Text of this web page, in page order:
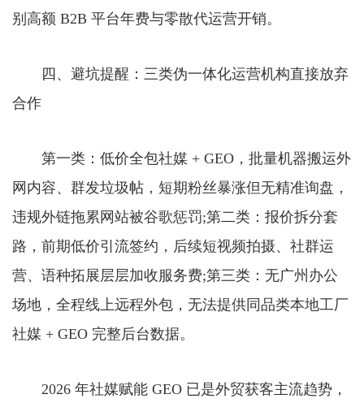
别高额 B2B 平台年费与零散代运营开销。
四、避坑提醒：三类伪一体化运营机构直接放弃
合作
第一类：低价全包社媒 + GEO，批量机器搬运外
网内容、群发垃圾帖，短期粉丝暴涨但无精准询盘，
违规外链拖累网站被谷歌惩罚;第二类：报价拆分套
路，前期低价引流签约，后续短视频拍摄、社群运
营、语种拓展层层加收服务费;第三类：无广州办公
场地，全程线上远程外包，无法提供同品类本地工厂
社媒 + GEO 完整后台数据。
2026 年社媒赋能 GEO 已是外贸获客主流趋势，